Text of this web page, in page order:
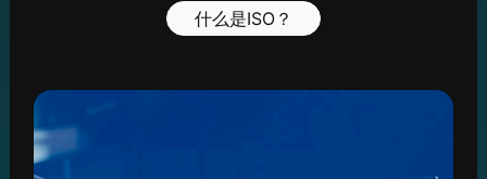
什么是ISO？